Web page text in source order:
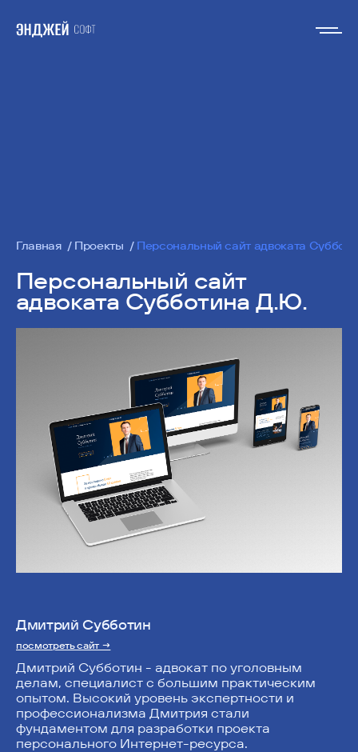
Главная Проекты Персональный сайт адвоката
Персональный сайт
адвоката Субботина Д.Ю.
Дмитрий Субботин
посмотреть сайт →
Дмитрий Субботин - адвокат по уголовным
делам, специалист с большим практическим
опытом. Высокий уровень экспертности и
профессионализма Дмитрия стали
фундаментом для разработки проекта
персонального Интернет-ресурса.